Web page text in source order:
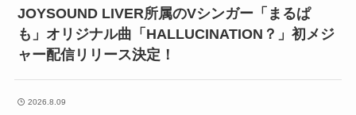
JOYSOUND LIVER所属のVシンガー「まるぱ
も」オリジナル曲「HALLUCINATION？」初メジ
ャー配信リリース決定！
2026.8.09